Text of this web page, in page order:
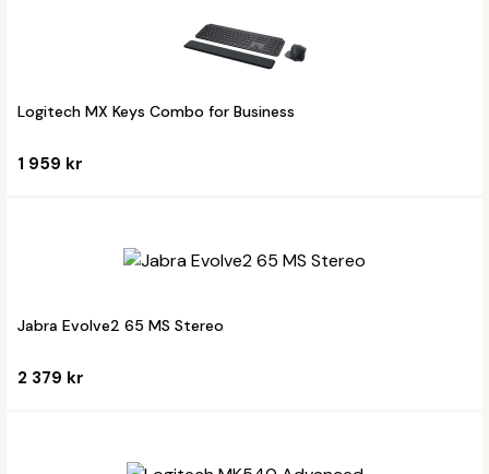
Logitech MX Keys Combo for Business
1 959 kr
Jabra Evolve2 65 MS Stereo
2 379 kr